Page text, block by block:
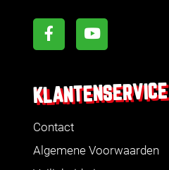
KLANTENSERVICE
Contact
Algemene Voorwaarden